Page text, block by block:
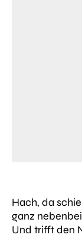
Hach, da
ganz
Und trifft den